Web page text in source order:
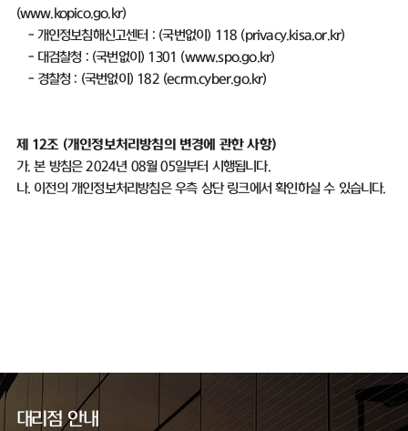
(www.kopico.go.kr)
- 개인정보침해신고센터 : (국번없이 ) 118 (privacy.kisa.or.kr)
- 대검찰청: (국번없이 ) 1301 (www.spo.go.kr)
- 경찰청: (국번없이 ) 182 (ecrm.cyber.go.kr)
제 12조 (개인정보처리방침의 변경에 관한 사항)
가.본 방침은2024년 08월05일부터 시행됩니다.
나. 이전의 개인정보처리방침은 우측 상단 링크에서 확인하실 수 있습니다.
대리점 안내